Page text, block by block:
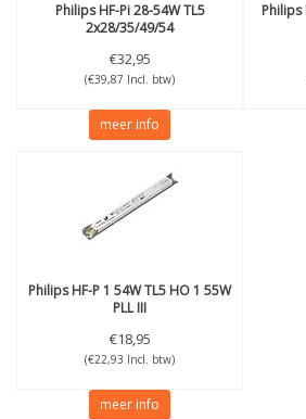
PhilipsHF-Pi 28-54W TL5
2x28/35/49/54
€32,95
(€39,87 Incl. btw)
meer info
Philips
PhilipsHF-P 1 54W TL5 HO 1 55W
PLL III
€18,95
(€22,93 Incl. btw)
meer info